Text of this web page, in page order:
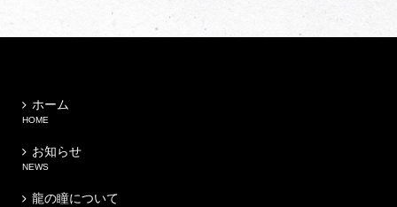
ホーム
HOME
お知らせ
NEWS
龍の瞳について